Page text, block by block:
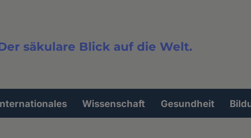
säkulare Blick auf die Welt.
Wissenschaft Gesundheit